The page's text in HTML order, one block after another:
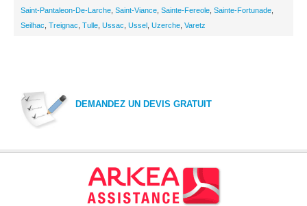
Saint-Pantaleon-De-Larche Saint-Viance Sainte-Fereole Sainte-Fortunade
Seilhac Treignac Tulle Ussac Ussel Uzerche Varetz
DEMANDEZ UN DEVIS GRATUIT